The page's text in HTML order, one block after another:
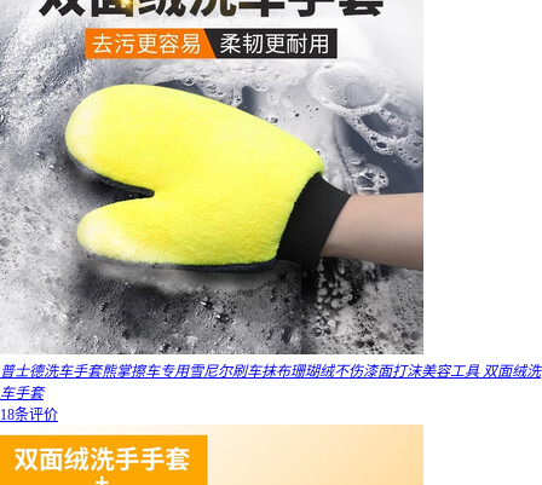
普士德洗车手套熊掌擦车专用雪尼尔刷车抹布珊瑚绒不伤漆面打沫美容工具 双面绒洗
车手套
18条评价